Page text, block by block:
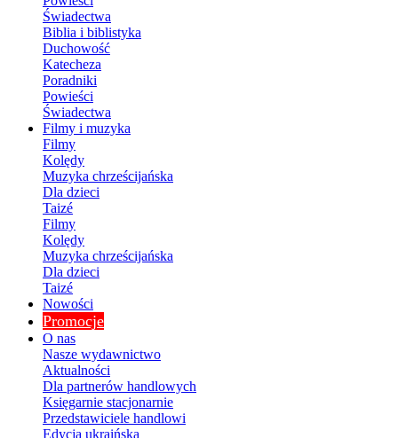
Świadectwa
Biblia i biblistyka
Duchowość
Katecheza
Poradniki
Powieści
Świadectwa
Filmy i muzyka
Filmy
Kolędy
Muzyka chrześcijańska
Dla dzieci
Taizé
Filmy
Kolędy
Muzyka chrześcijańska
Dla dzieci
Taizé
Nowości
Promocje
O nas
Nasze wydawnictwo
Aktualności
Dla partnerów handlowych
Księgarnie stacjonarnie
Przedstawiciele handlowi
Edycja ukraińska